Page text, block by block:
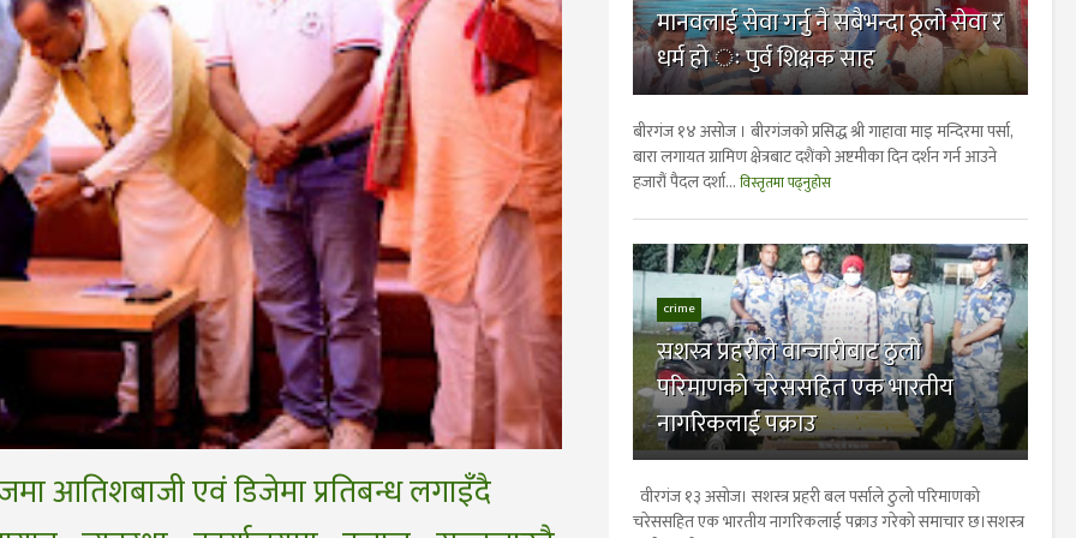
आतिशबाजी एवं डिजेमा प्रतिबन्ध लगाइँदै
मानवलाई सेवा गर्नु नै सबैभन्दा ठूलो सेवा र
धर्म हो ः पुर्व शिक्षक साह
बीरगंज १४ असोज । बीरगंजको प्रसिद्ध श्री गाहावा माइ मन्दिरमा पर्सा,
बारा लगायत ग्रामिण क्षेत्रबाट दशैंको अष्टमीका दिन दर्शन गर्न आउने
हजारौं पैदल दर्शा... विस्तृतमा पढ्नुहोस
crime
सशस्त्र प्रहरीले वान्जारीबाट ठुलो
परिमाणको चरेससहित एक भारतीय
नागरिकलाई पक्राउ
वीरगंज १३ असाेज। सशस्त्र प्रहरी बल पर्साले ठुलो परिमाणको
चरेससहित एक भारतीय नागरिकलाई पक्राउ गरेको समाचार छ।सशस्त्र